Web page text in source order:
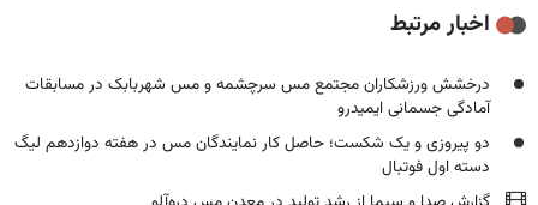
اخبار مرتبط
درخشش ورزشکاران مجتمع مس سرچشمه و مس شهربابک در مسابقات
آمادگی جسمانی ایمیدرو
دو پیروزی و یک شکست؛ حاصل کار نمایندگان مس در هفته دوازدهم لیگ
دسته اول فوتبال